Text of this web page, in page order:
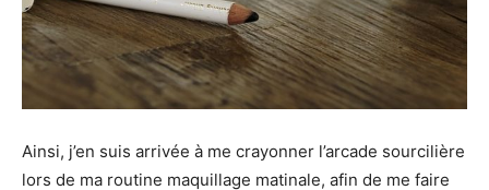
Ainsi, j’en suis arrivée à me crayonner l’arcade sourcilière
lors de ma routine maquillage matinale, afin de me faire